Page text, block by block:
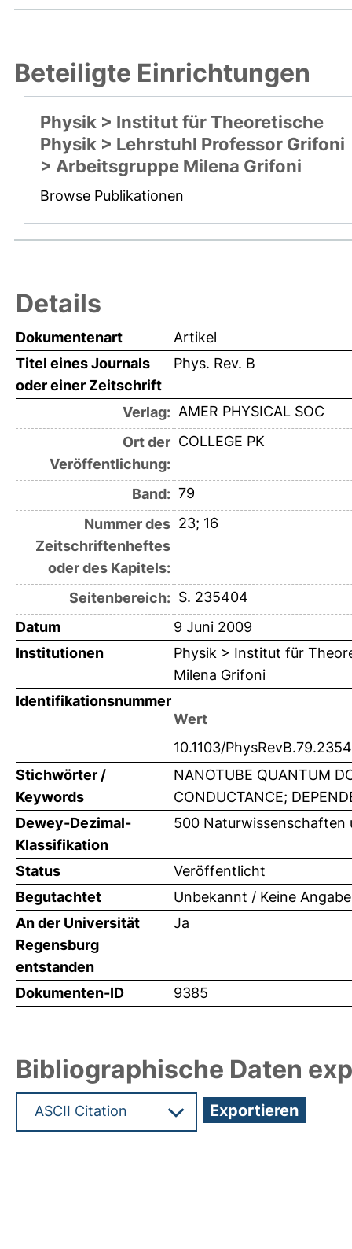
Beteiligte Einrichtungen
Physik > Institut für Theoretische
Physik > Lehrstuhl Professor Grifoni
> Arbeitsgruppe Milena Grifoni
Browse Publikationen
Details
Dokumentenart
Artikel
Titel eines Journals
oder einer Zeitschrift
Phys. Rev. B
Verlag: AMER PHYSICAL SOC
Ort der
Veröffentlichung:
COLLEGE PK
Band: 79
Nummer des
Zeitschriftenheftes
oder des Kapitels:
23; 16
Seitenbereich: S. 235404
Datum
9 Juni 2009
Institutionen
Physik > Institut für
Milena Grifoni
Identifikationsnummer
Wert
10.1103/
Stichwörter /
Keywords
NANOTUBE QUANTUM
CONDUCTANCE;
Dewey-Dezimal-
Klassifikation
500 Naturwissenschaften
Status
Veröffentlicht
Begutachtet
Unbekannt / Keine Angabe
An der Universität
Regensburg
entstanden
Ja
Dokumenten-ID 9385
Bibliographische Daten